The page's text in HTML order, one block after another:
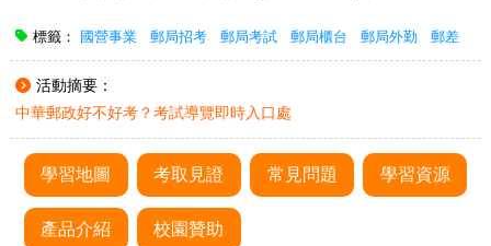
標籤： 國營事業 郵局招考 郵局考試 郵局櫃台 郵局外勤 郵差
活動摘要：
中華郵政好不好考？考試導覽即時入口處
學習地圖 考取見證 常見問題 學習資源
產品介紹 校園贊助